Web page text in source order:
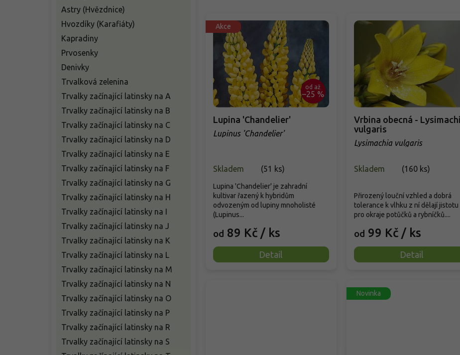
Astry (Hvězdnice)
Hvozdíky (Karafiáty)
Kapradiny
Prvosenky
Denivky
Trvalková zelenina
Trvalky začínající latinsky na A
Trvalky začínající latinsky na B
Trvalky začínající latinsky na C
Trvalky začínající latinsky na D
Trvalky začínající latinsky na E
Trvalky začínající latinsky na F
Trvalky začínající latinsky na G
Trvalky začínající latinsky na H
Trvalky začínající latinsky na I
Trvalky začínající latinsky na J
Trvalky začínající latinsky na K
Trvalky začínající latinsky na L
Trvalky začínající latinsky na M
Trvalky začínající latinsky na N
Trvalky začínající latinsky na O
Trvalky začínající latinsky na P
Trvalky začínající latinsky na R
Trvalky začínající latinsky na S
Akce
od až
–25 %
Lupina 'Chandelier'
Lupinus 'Chandelier'
Skladem (51 ks)
od 89 Kč / ks
Detail
Lupina 'Chandelier' je zahradní
kultivar řazený k hybridům
odvozeným od lupiny mnoholisté
(Lupinus...
Vrbina obecná - Lysimachia
vulgaris
Lysimachia vulgaris
Skladem (160 ks)
od 99 Kč / ks
Detail
Přirozený louční vzhled a dobrá
tolerance k vlhku z ní dělají jistotu
pro okraje potůčků a rybníčků....
Novinka